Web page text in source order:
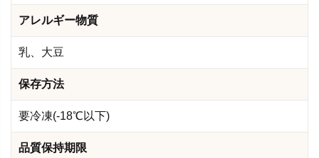
アレルギー物質
乳、大豆
保存方法
要冷凍(-18℃以下)
品質保持期限